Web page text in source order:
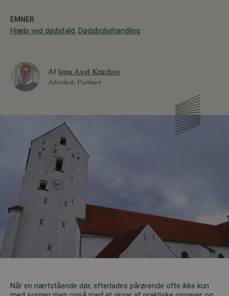
EMNER
Hjælp ved dødsfald, Dødsbobehandling
Af Jens Axel Kruchov
Advokat, Partner
Når en nærtstående dør, efterlades pårørende ofte ikke kun